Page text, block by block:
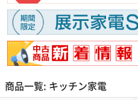
商品一覧: キッチン家電